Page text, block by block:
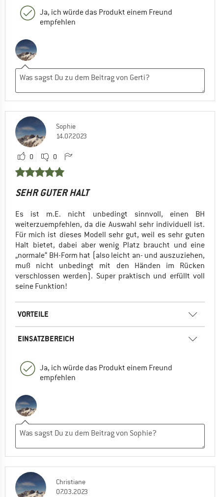
Ja, ich würde das Produkt einem Freund
empfehlen
Sophie
14.07.2023
0 0
SEHR GUTER HALT
Es ist m.E. nicht unbedingt sinnvoll, einen BH
weiterzuempfehlen, da die Auswahl sehr individuell ist.
Für mich ist dieses Modell sehr gut, weil es sehr guten
Halt bietet, dabei aber wenig Platz braucht und eine
„normale“ BH-Form hat (also leicht an- und auszuziehen,
muß nicht unbedingt mit den Händen im Rücken
verschlossen werden). Super praktisch und erfüllt voll
seine Funktion!
VORTEILE
EINSATZBEREICH
Ja, ich würde das Produkt einem Freund
empfehlen
Christiane
07.03.2023